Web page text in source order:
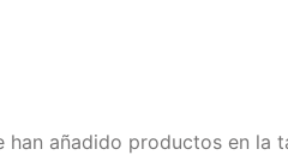
han añadido productos en la